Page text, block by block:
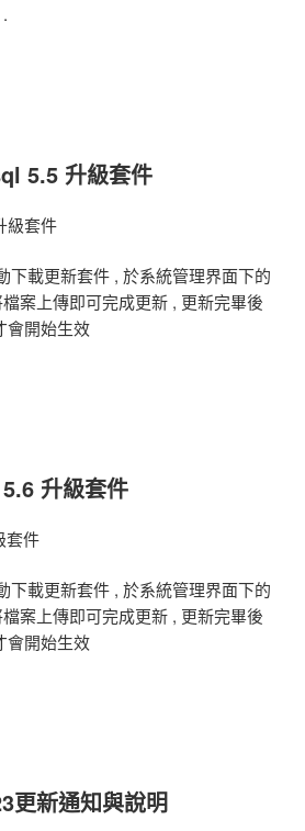
5.5 升級套件
級套件
下載更新套件 , 於系統管理界面下的
案上傳即可完成更新 , 更新完畢後
會開始生效
升級套件
套件
下載更新套件 , 於系統管理界面下的
案上傳即可完成更新 , 更新完畢後
會開始生效
更新通知與說明